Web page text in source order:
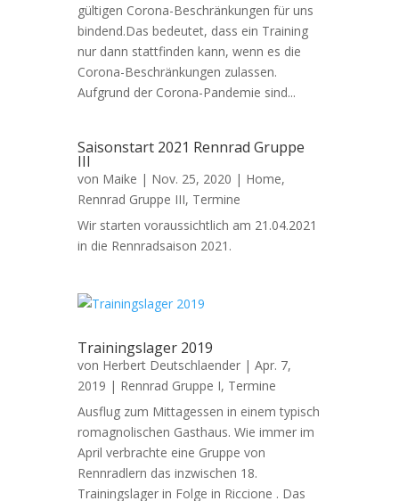
gültigen Corona-Beschränkungen für uns
bindend.Das bedeutet, dass ein Training
nur dann stattfinden kann, wenn es die
Corona-Beschränkungen zulassen.
Aufgrund der Corona-Pandemie sind...
Saisonstart 2021 Rennrad Gruppe
III
von Maike | Nov. 25, 2020 | Home,
Rennrad Gruppe III, Termine
Wir starten voraussichtlich am 21.04.2021
in die Rennradsaison 2021.
Trainingslager 2019
von Herbert Deutschlaender |Apr. 7,
2019 | Rennrad Gruppe I, Termine
Ausflug zum Mittagessen in einem typisch
romagnolischen Gasthaus. Wie immer im
April verbrachte eine Gruppe von
Rennradlern das inzwischen 18.
Trainingslager in Folge in Riccione . Das